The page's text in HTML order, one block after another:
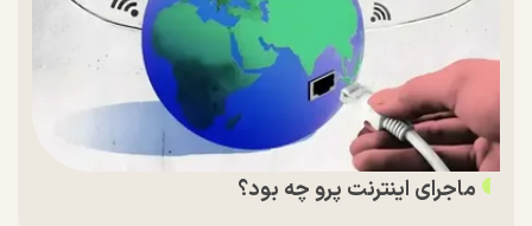
ماجرای اینترنت پرو چه بود؟